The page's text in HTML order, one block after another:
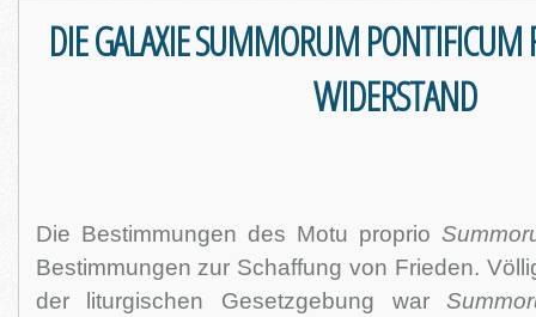
DIE GALAXIE SUMMORUM PONTIFICUM
WIDERSTAND
Die Bestimmungen des Motu proprio
Bestimmungen zur Schaffung von Frieden.
der liturgischen Gesetzgebung war